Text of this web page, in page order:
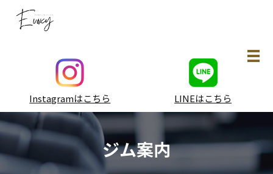
Instagramはこちら LINEはこちら
メ
ジム案内